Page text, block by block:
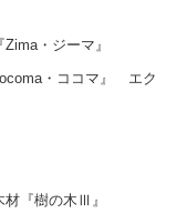
・ジーマ』
・ココマ』 エク
『樹の木Ⅲ』